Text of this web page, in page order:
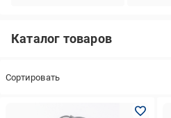
Каталог товаров
Coртировать